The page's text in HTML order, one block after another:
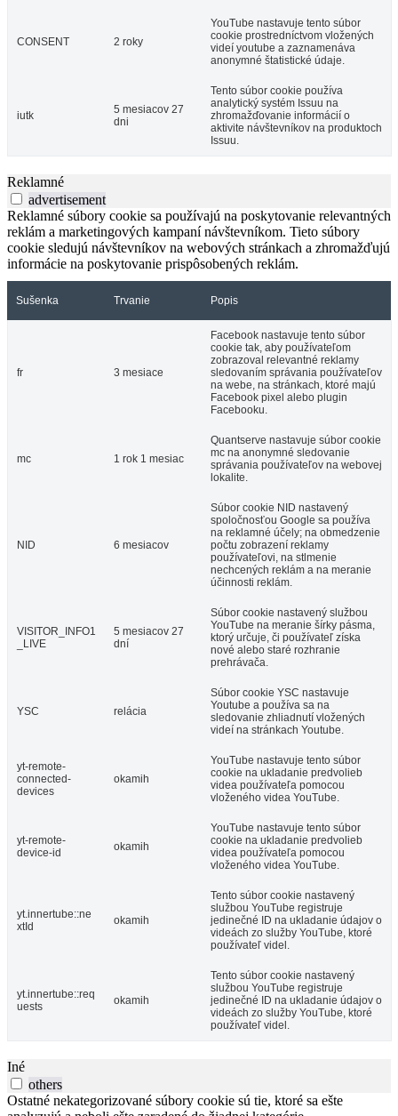
CONSENT 2 roky
YouTube nastavuje tento súbor
cookie prostredníctvom vložených
videí youtube a zaznamenáva
anonymné štatistické údaje.
iutk
5 mesiacov 27
dni
Tento súbor cookie používa
analytický systém Issuu na
zhromažďovanie informácií o
aktivite návštevníkov na produktoch
Issuu.
Reklamné
advertisement
Reklamné súbory cookie sa používajú na poskytovanie relevantných
reklám a marketingových kampaní návštevníkom. Tieto súbory
cookie sledujú návštevníkov na webových stránkach a zhromažďujú
informácie na poskytovanie prispôsobených reklám.
Sušenka Trvanie Popis
fr 3 mesiace
Facebook nastavuje tento súbor
cookie tak, aby používateľom
zobrazoval relevantné reklamy
sledovaním správania používateľov
na webe, na stránkach, ktoré majú
Facebook pixel alebo plugin
Facebooku.
mc 1 rok 1 mesiac
Quantserve nastavuje súbor cookie
mc na anonymné sledovanie
správania používateľov na webovej
lokalite.
NID 6 mesiacov
Súbor cookie NID nastavený
spoločnosťou Google sa používa
na reklamné účely; na obmedzenie
počtu zobrazení reklamy
používateľovi, na stlmenie
nechcených reklám a na meranie
účinnosti reklám.
VISITOR_INFO1
_LIVE
5 mesiacov 27
dní
Súbor cookie nastavený službou
YouTube na meranie šírky pásma,
ktorý určuje, či používateľ získa
nové alebo staré rozhranie
prehrávača.
YSC relácia
Súbor cookie YSC nastavuje
Youtube a používa sa na
sledovanie zhliadnutí vložených
videí na stránkach Youtube.
yt-remote-
connected-
devices
okamih
YouTube nastavuje tento súbor
cookie na ukladanie predvolieb
videa používateľa pomocou
vloženého videa YouTube.
yt-remote-
device-id
okamih
YouTube nastavuje tento súbor
cookie na ukladanie predvolieb
videa používateľa pomocou
vloženého videa YouTube.
yt.innertube::ne
xtId
okamih
Tento súbor cookie nastavený
službou YouTube registruje
jedinečné ID na ukladanie údajov o
videách zo služby YouTube, ktoré
používateľ videl.
yt.innertube::req
uests
okamih
Tento súbor cookie nastavený
službou YouTube registruje
jedinečné ID na ukladanie údajov o
videách zo služby YouTube, ktoré
používateľ videl.
Iné
others
Ostatné nekategorizované súbory cookie sú tie, ktoré sa ešte